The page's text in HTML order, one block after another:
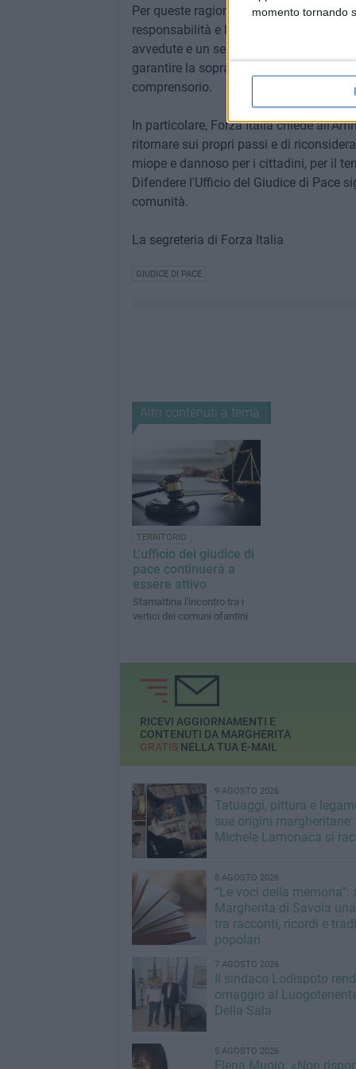
momento tornando
Per queste ragioni, Forza Italia invita
responsabilità e lungimiranza la
avvedute e un serio confronto
garantire la sopravvivenza dell'Ufficio
comprensorio.
In particolare, Forza Italia chiede
ritornare sui propri passi e di
miope e dannoso per i cittadini, per il
Difendere l'Ufficio del Giudice di Pace
comunità.
La segreteria di Forza Italia
GIUDICE DI PACE
Altri contenuti a tema
TERRITORIO
L'ufficio del giudice di
pace continuerà a
essere attivo
Stamattina l'incontro tra i
vertici dei comuni ofantini
RICEVI AGGIORNAMENTI E
CONTENUTI DA MARGHERITA
GRATISNELLA TUA E-MAIL
9 AGOSTO 2026
Tatuaggi, pittura e
sue origini margheritane:
Michele Lamonaca si
8 AGOSTO 2026
“Le voci della memoria”:
Margherita di Savoia
tra racconti, ricordi e
popolari
7 AGOSTO 2026
Il sindaco Lodispoto
omaggio al
Della Sala
5 AGOSTO 2026
Elena Muoio: «Non